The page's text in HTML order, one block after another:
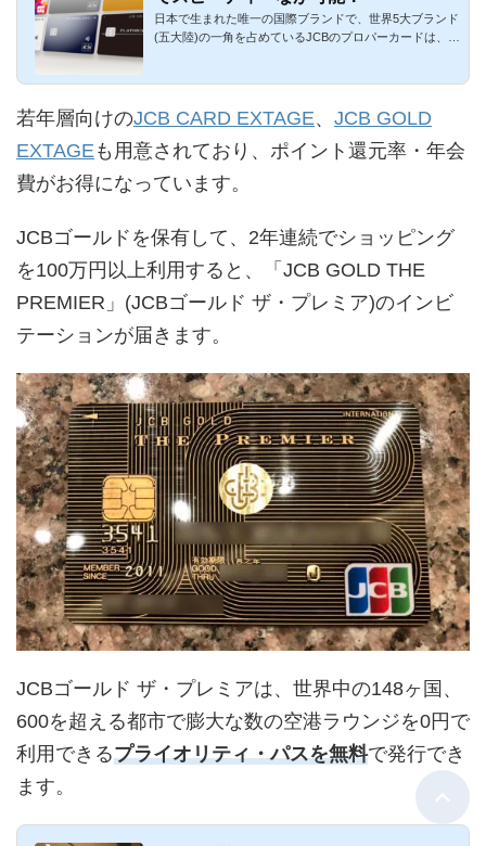
日本で生まれた唯一の国際ブランドで、世界5大ブランド
(五大陸)の一角を占めているJCBのプロパーカードは、ス
若年層向けのJCB CARD EXTAGE、 JCB GOLD
EXTAGEも用意されており、ポイント還元率・年会
費がお得になっています。
JCBゴールドを保有して、2年連続でショッピング
を100万円以上利用すると、「JCB GOLD THE
PREMIER」(JCBゴールド ザ・プレミア)のインビ
テーションが届きます。
JCBゴールド ザ・プレミアは、世界中の148ヶ国、
600を超える都市で膨大な数の空港ラウンジを0円で
利用できるプライオリティ・パスを無料で発行でき
ます。